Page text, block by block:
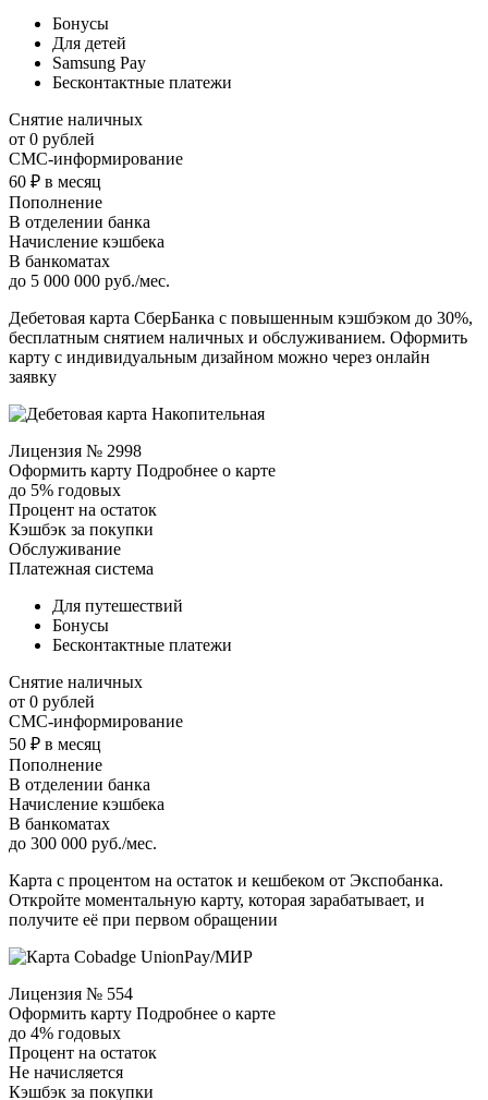
Бонусы
Для детей
Samsung Pay
Бесконтактные платежи
Снятие наличных
от 0 рублей
СМС-информирование
60 ₽ в месяц
Пополнение
В отделении банка
Начисление кэшбека
В банкоматах
до 5 000 000 руб./мес.
Дебетовая карта СберБанка с повышенным кэшбэком до 30%,
бесплатным снятием наличных и обслуживанием. Оформить
карту с индивидуальным дизайном можно через онлайн
заявку
Лицензия № 2998
Оформить карту Подробнее о карте
до 5% годовых
Процент на остаток
Кэшбэк за покупки
Обслуживание
Платежная система
Для путешествий
Бонусы
Бесконтактные платежи
Снятие наличных
от 0 рублей
СМС-информирование
50 ₽ в месяц
Пополнение
В отделении банка
Начисление кэшбека
В банкоматах
до 300 000 руб./мес.
Карта с процентом на остаток и кешбеком от Экспобанка.
Откройте моментальную карту, которая зарабатывает, и
получите её при первом обращении
Лицензия № 554
Оформить карту Подробнее о карте
до 4% годовых
Процент на остаток
Не начисляется
Кэшбэк за покупки